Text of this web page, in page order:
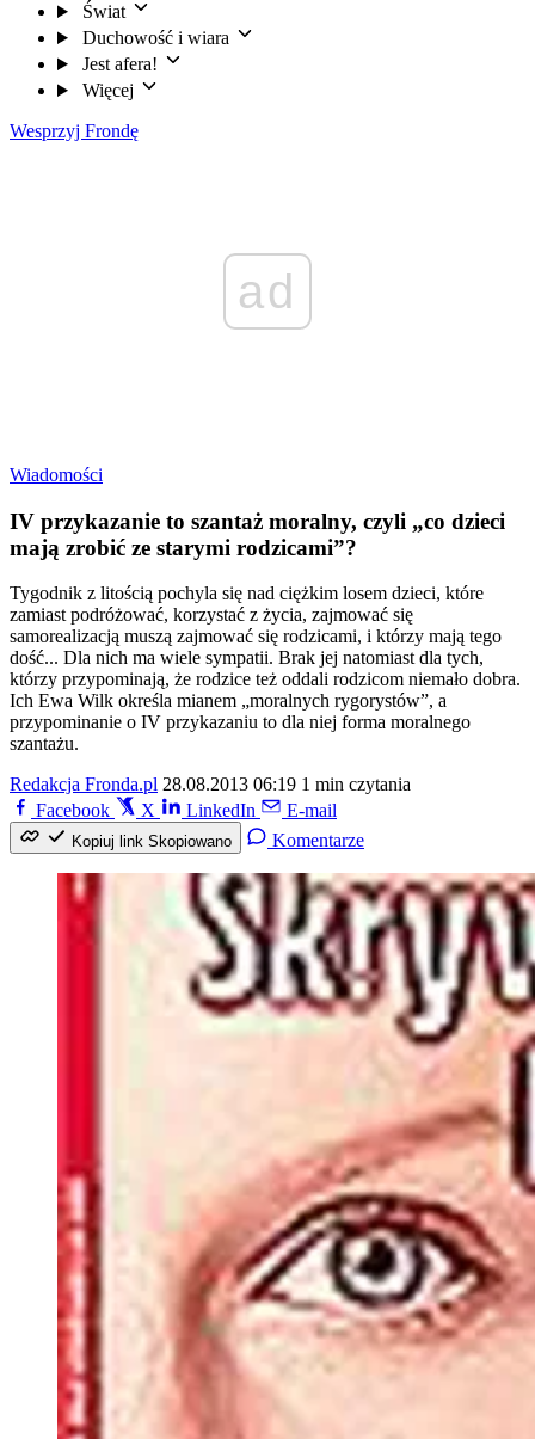
Świat
Duchowość i wiara
Jest afera!
Więcej
Wesprzyj Frondę
ad
Wiadomości
IV przykazanie to szantaż moralny, czyli „co dzieci
mają zrobić ze starymi rodzicami”?
Tygodnik z litością pochyla się nad ciężkim losem dzieci, które
zamiast podróżować, korzystać z życia, zajmować się
samorealizacją muszą zajmować się rodzicami, i którzy mają tego
dość... Dla nich ma wiele sympatii. Brak jej natomiast dla tych,
którzy przypominają, że rodzice też oddali rodzicom niemało dobra.
Ich Ewa Wilk określa mianem „moralnych rygorystów”, a
przypominanie o IV przykazaniu to dla niej forma moralnego
szantażu.
Redakcja Fronda.pl 28.08.2013 06:19 1 min czytania
Facebook
X LinkedIn E-mail
Kopiuj link Skopiowano Komentarze